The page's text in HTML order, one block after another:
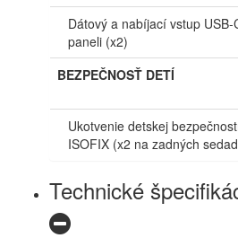
Dátový a nabíjací vstup
paneli (x2)
BEZPEČNOSŤ DETÍ
Ukotvenie detskej
ISOFIX (x2 na zadných
Technické